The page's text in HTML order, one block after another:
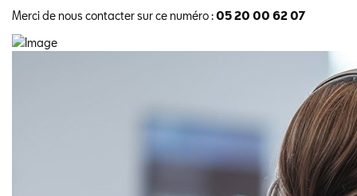
Merci de nous contacter sur ce numéro :05 20 00 62 07